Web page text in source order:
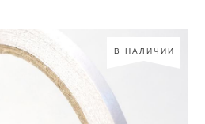
В НАЛИЧИИ